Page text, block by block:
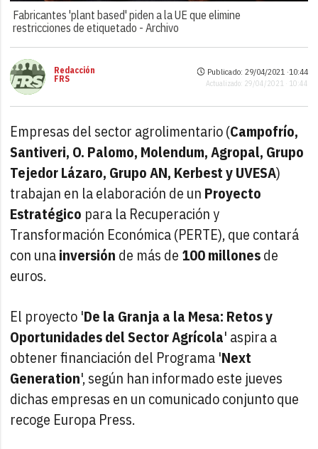
Fabricantes 'plant based' piden a la UE que elimine
restricciones de etiquetado -Archivo
Redacción
FRS
Publicado: 29/04/2021 ·10:44
Actualizado: 29/04/2021 · 10:44
Empresas del sector agrolimentario (Campofrío,
Santiveri, O. Palomo, Molendum, Agropal, Grupo
Tejedor Lázaro, Grupo AN, Kerbest y UVESA)
trabajan en la elaboración de un Proyecto
Estratégico para la Recuperación y
Transformación Económica (PERTE), que contará
con unainversión de más de 100 millonesde
euros.
El proyecto 'De la Granja a la Mesa: Retos y
Oportunidades del Sector Agrícola' aspira a
obtener financiación del Programa 'Next
Generation', según han informado este jueves
dichas empresas en un comunicado conjunto que
recoge Europa Press.